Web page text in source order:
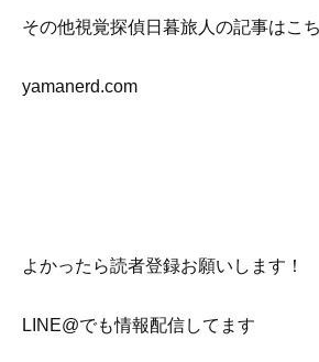
その他視覚探偵日暮旅人の記事はこち
yamanerd.com
よかったら読者登録お願いします！
LINE@でも情報配信してます